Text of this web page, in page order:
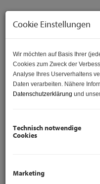
Beschreibung
Senefeldergasse 11,
Liftstock ein perfektes
Wohnungshighlights:
Cookie Einstellungen
Wir möchten auf Basis Ihrer
Cookies zum Zweck der
Analyse Ihres Userverhaltens
Daten verarbeiten. Nähere
Datenschutzerklärung und
Technisch notwendige
Cookies
Marketing